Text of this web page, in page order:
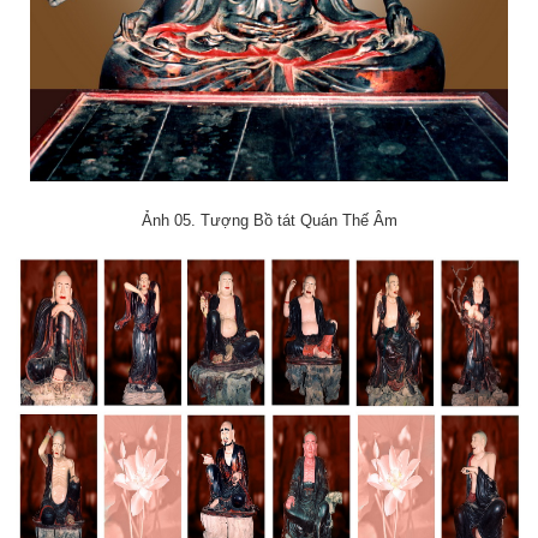
Ảnh 05. Tượng Bồ tát Quán Thế Âm